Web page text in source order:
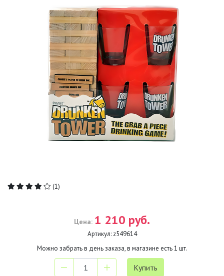
(1)
Цена: 1 210 руб.
Артикул: z549614
Можно забрать в день заказа, в магазине есть1 шт.